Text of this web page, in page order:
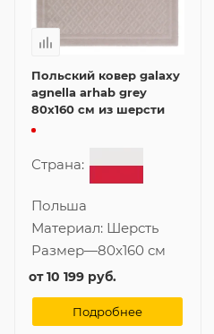
Польский ковер galaxy
agnella arhab grey
80x160 см из шерсти
Страна:
Польша
Материал: Шерсть
Размер—80x160 см
от10 199 руб.
Подробнее